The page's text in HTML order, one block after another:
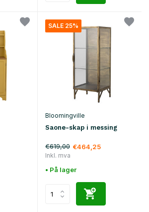
SALE 25%
Bloomingville
Saone-skap i messing
€619,00 €464,25
Inkl. mva
• På lager